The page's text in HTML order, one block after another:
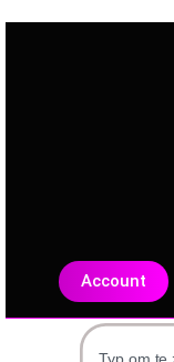
Account